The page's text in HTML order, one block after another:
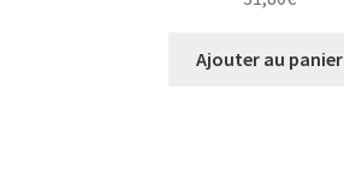
Ajouter au panier